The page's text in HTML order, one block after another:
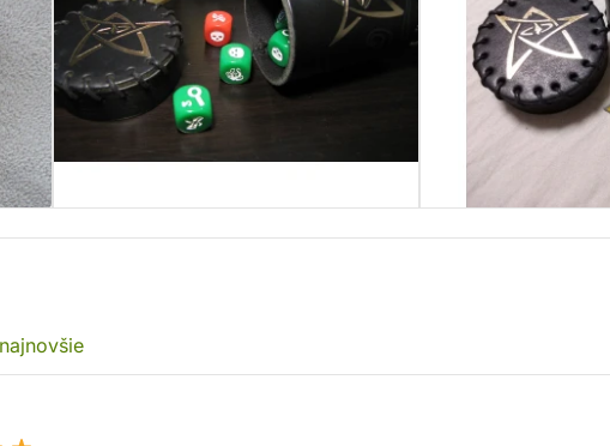
najnovšie